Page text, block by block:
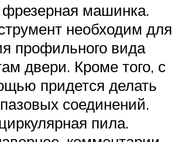
машинка.
необходим для
профильного вида
двери. Кроме того, с
придется делать
соединений.
пила.